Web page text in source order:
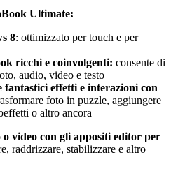
Ultimate:
8: ottimizzato per touch e per
ricchi e coinvolgenti: consente di
audio, video e testo
fantastici effetti e interazioni con
foto in puzzle, aggiungere
o altro ancora
o video con gli appositi editor per
raddrizzare, stabilizzare e altro